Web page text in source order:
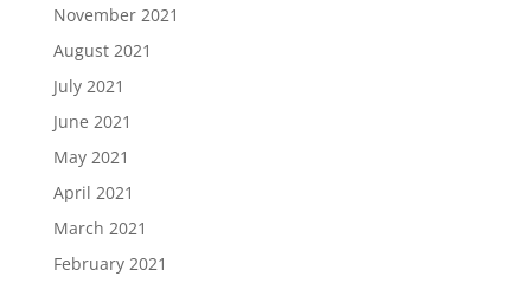
November 2021
August 2021
July 2021
June 2021
May 2021
April 2021
March 2021
February 2021